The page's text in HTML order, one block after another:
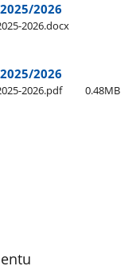
2026
2026.docx
2026
2026.pdf 0.48MB